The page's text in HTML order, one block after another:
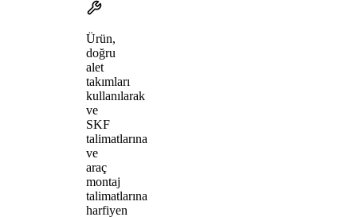
Ürün,
doğru
alet
takımları
kullanılarak
ve
SKF
talimatlarına
ve
araç
montaj
talimatlarına
harfiyen